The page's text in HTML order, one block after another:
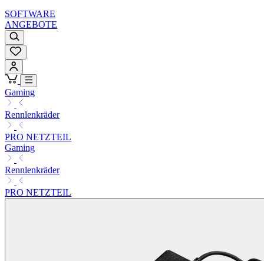
SOFTWARE
ANGEBOTE
Gaming
Rennlenkräder
PRO NETZTEIL
Gaming
Rennlenkräder
PRO NETZTEIL